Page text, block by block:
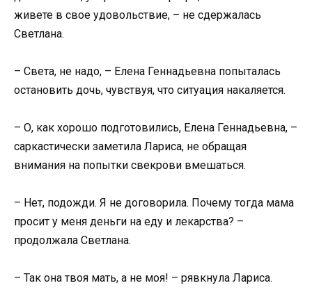
живете в свое удовольствие, – не сдержалась
Светлана.
– Света, не надо, – Елена Геннадьевна попыталась
остановить дочь, чувствуя, что ситуация накаляется.
– О, как хорошо подготовились, Елена Геннадьевна, –
саркастически заметила Лариса, не обращая
внимания на попытки свекрови вмешаться.
– Нет, подожди. Я не договорила. Почему тогда мама
просит у меня деньги на еду и лекарства? –
продолжала Светлана.
– Так она твоя мать, а не моя! – рявкнула Лариса.